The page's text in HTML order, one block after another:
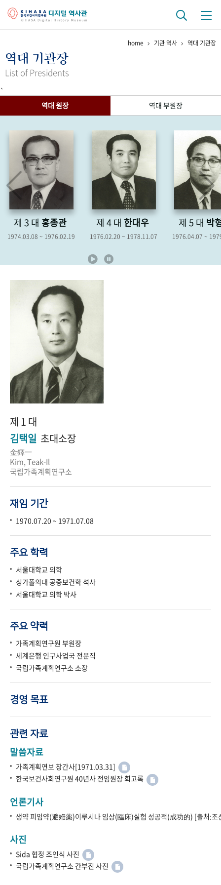
걸어온 길 기관 변천사
연구 역사
정책과 연구 키워드로 보는 연구 역사
연구자들
기록물 아카이브
사진 아카이브 문서 기록물 행정박물 영상 기록물
50+1주년 기념
성과 50선 숫자로 보는 50년 50 +1주년 광장
세계와 함께 한 KIHASA
home 기관 역사 역대 기관장
역대 기관장
List of Presidents
`
역대 원장
역대 부원장
제 4 대
1976.02.20 ~ 1978.11.07
제 5 대
1976.04.07 ~ 1979.04.06
제
제 1 대
김택일 초대소장
金鐸一
Kim, Teak-Il
국립가족계획연구소
재임 기간
1970.07.20 ~ 1971.07.08
주요 학력
서울대학교 의학
싱가폴의대 공중보건학 석사
서울대학교 의학 박사
주요 약력
가족계획연구원 부원장
세계은행 인구사업국 전문직
국립가족계획연구소 소장
경영 목표
관련 자료
말씀자료
가족계획연보 창간사[1971.03.31]
한국보건사회연구원 40년사 전임원장 회고록
언론기사
생약 피임약(避姙薬)이루시나 임상(臨床)실험 성공적(成功的) [출처:
사진
Sida 협정 조인식 사진
국립가족계획연구소 간부진 사진